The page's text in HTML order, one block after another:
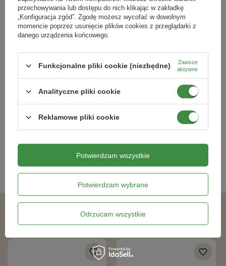
Schnitt' – Kiepenkerl
Kategorie powiązane
Nasiona warzyw,
przechowywania lub dostępu do nich klikając w zakładkę
„Konfiguracja zgód”. Zgodę możesz wycofać w dowolnym
momencie poprzez usunięcie plików cookies z przeglądarki z
danego urządzenia końcowego.
Funkcjonalne pliki cookie (niezbędne)
Zawsze
aktywne
Analityczne pliki cookie
Reklamowe pliki cookie
Potwierdzam wybrane
Odrzucam wszystkie
Potwierdzam wszystkie